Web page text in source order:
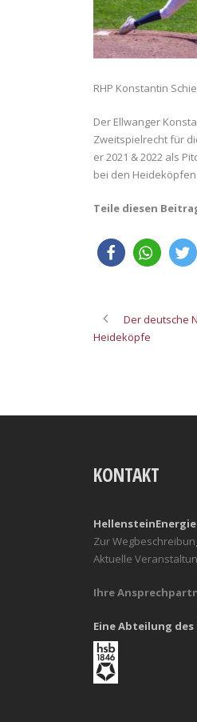
RHP Konstantin
Der Ellwanger
Zweitspielrecht für
er 2021 & 2022 als
bei den
Teile diesen
Der deutsche
Heideköpfe
KONTAKT
Zur
Aktuelle
Ihre
Eine Abteilung des